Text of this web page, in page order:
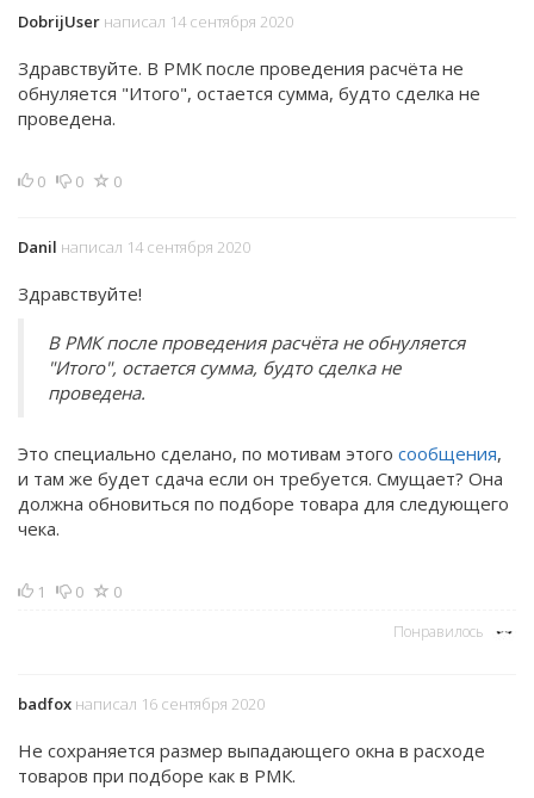
DobrijUser написал 14 сентября 2020
Здравствуйте. В РМК после проведения расчёта не
обнуляется "Итого", остается сумма, будто сделка не
проведена.
0 0 0
Danil написал 14 сентября 2020
Здравствуйте!
В РМК после проведения расчёта не обнуляется
"Итого", остается сумма, будто сделка не
проведена.
Это специально сделано, по мотивам этого сообщения,
и там же будет сдача если он требуется. Смущает? Она
должна обновиться по подборе товара для следующего
чека.
1 0 0
Понравилось
badfox написал 16 сентября 2020
Не сохраняется размер выпадающего окна в расходе
товаров при подборе как в РМК.